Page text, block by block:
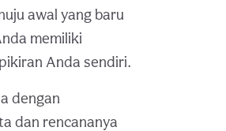
awal yang baru
memiliki
Anda sendiri.
dengan
dan rencananya